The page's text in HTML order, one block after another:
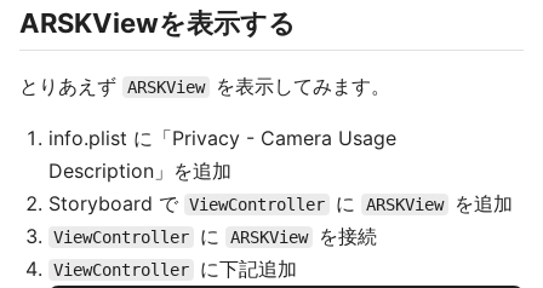
ARSKViewを表示する
とりあえず ARSKView を表示してみます。
info.plist に「Privacy - Camera Usage
Description」を追加
Storyboard で ViewController に ARSKView を追加
ViewController に ARSKView を接続
ViewController に下記追加